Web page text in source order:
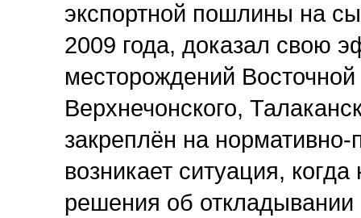
экспортной пошлины на
2009 года, доказал свою
месторождений
Верхнечонского,
закреплён на
возникает ситуация,
решения об